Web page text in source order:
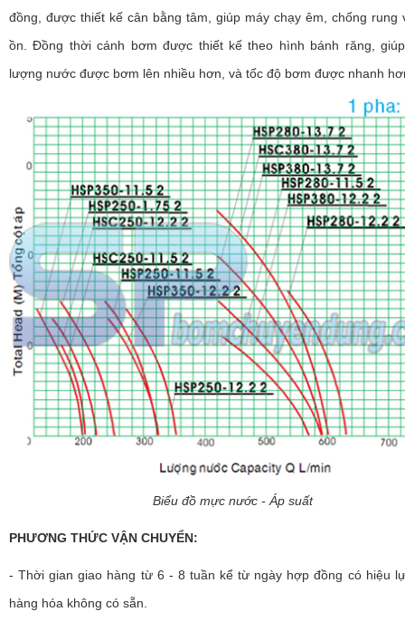
đồng, được thiết kế cân bằng tâm, giúp máy chạy êm, chống rung
ồn. Đồng thời cánh bơm được thiết kế theo hình bánh răng,
lượng nước được bơm lên nhiều hơn, và tốc độ bơm được nhanh
Biểu đồ mực nước - Áp suất
PHƯƠNG THỨC VẬN CHUYỂN:
- Thời gian giao hàng từ 6 - 8 tuần kể từ ngày hợp đồng có hiệu
hàng hóa không có sẵn.